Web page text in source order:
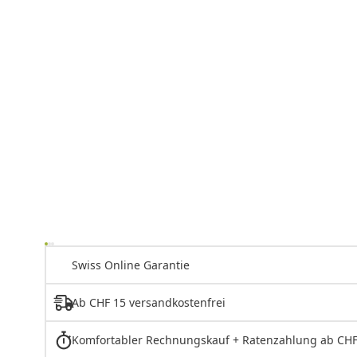
Swiss Online Garantie
Ab CHF 15 versandkostenfrei
Komfortabler Rechnungskauf + Ratenzahlung ab